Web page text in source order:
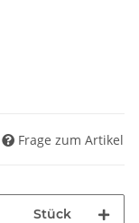
Frage zum Artikel
Stück